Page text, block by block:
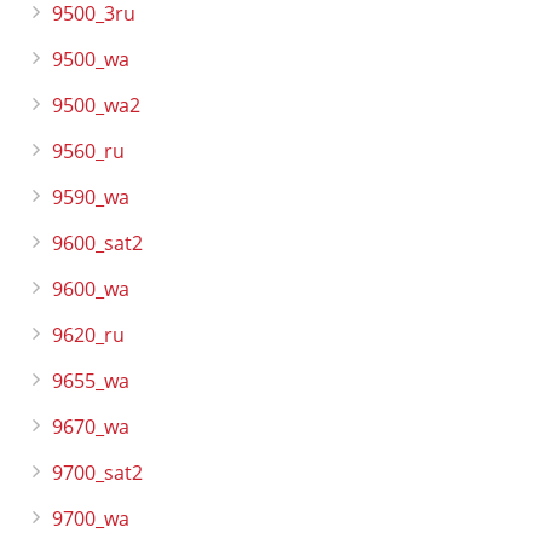
9500_3ru
9500_wa
9500_wa2
9560_ru
9590_wa
9600_sat2
9600_wa
9620_ru
9655_wa
9670_wa
9700_sat2
9700_wa